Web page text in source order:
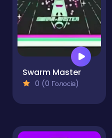
Swarm Master
0 (0 Голосів)